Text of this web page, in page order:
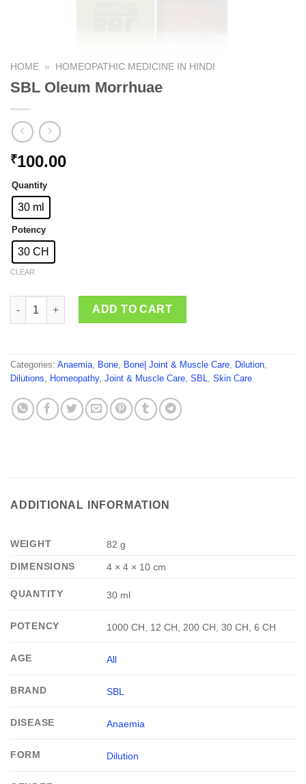
HOME » HOMEOPATHIC MEDICINE IN HINDI
SBL Oleum Morrhuae
₹100.00
Quantity
30 ml
Potency
30 CH
CLEAR
SBL Oleum Morrhuae quantity
ADD TO CART
Categories: Anaemia, Bone, Bone| Joint & Muscle Care, Dilution,
Dilutions, Homeopathy, Joint & Muscle Care, SBL, Skin Care
ADDITIONAL INFORMATION
WEIGHT
82 g
DIMENSIONS
4 × 4 × 10 cm
QUANTITY 30 ml
POTENCY 1000 CH, 12 CH, 200 CH, 30 CH, 6 CH
AGE All
BRAND SBL
DISEASE Anaemia
FORM Dilution